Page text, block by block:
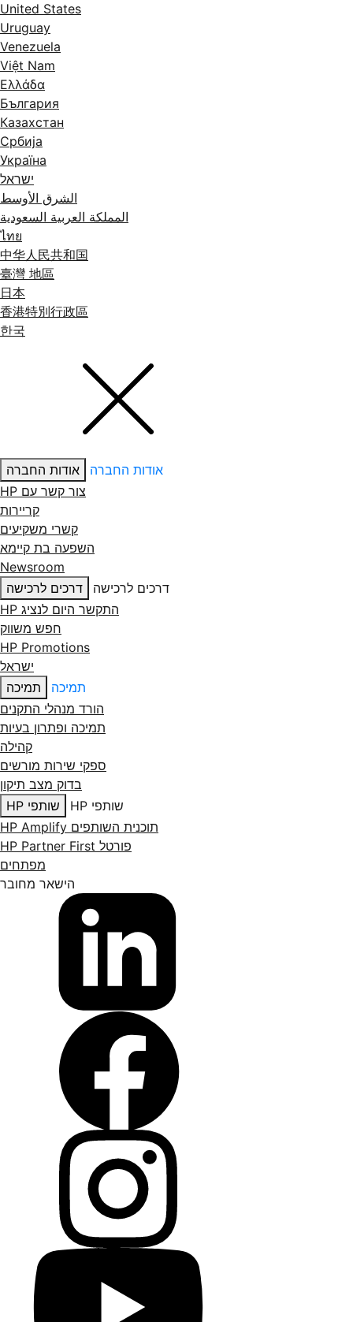
United States
Uruguay
Venezuela
Việt Nam
Ελλάδα
България
Казахстан
Србија
Україна
ישראל
الشرق الأوسط
المملكة العربية السعودية
ไทย
中华人民共和国
臺灣 地區
日本
香港特別行政區
한국
אודות החברה
אודות החברה
צור קשר עם ‏HP
קריירות
קשרי משקיעים
השפעה בת קיימא
Newsroom
דרכים לרכישה
דרכים לרכישה
התקשר היום לנציג HP
חפש משווק
HP Promotions
ישראל
תמיכה
תמיכה
הורד מנהלי התקנים
תמיכה ופתרון בעיות
קהילה
ספקי שירות מורשים
בדוק מצב תיקון
שותפי HP
שותפי HP
תוכנית השותפים HP Amplify
פורטל HP Partner First
מפתחים
הישאר מחובר